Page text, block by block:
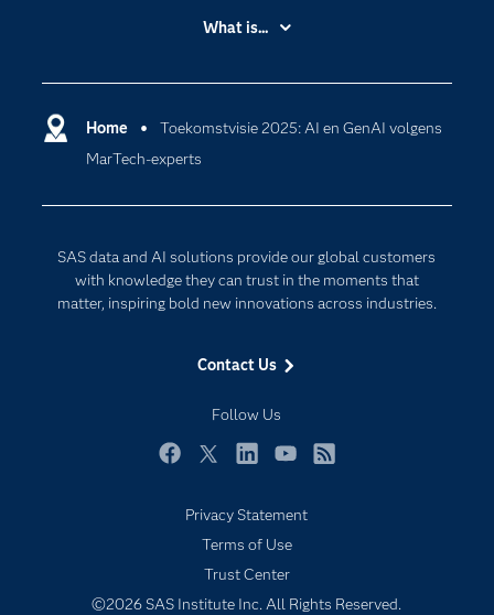
Home
Toekomstvisie 2025: AI en GenAI volgens
MarTech-experts
SAS data and AI solutions provide our global customers
with knowledge they can trust in the moments that
matter, inspiring bold new innovations across industries.
Contact Us
Follow Us
Accessibility
Certification
Communities
For Educators
Events
Newsroom
Products
Solutions
Support & Services
What is...
Cloud Computing
Digital Transformation
Privacy Statement
Terms of Use
Trust Center
©2026 SAS Institute Inc. All Rights Reserved.